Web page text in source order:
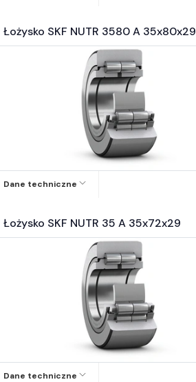
Łożysko SKF NUTR 3580 A 35x80x29
Dane techniczne
Łożysko SKF NUTR 35 A 35x72x29
Dane techniczne